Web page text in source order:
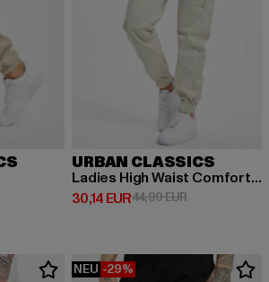
EUR 59,99 EUR
URBAN CLASSICS
Ladies High Waist Comfort Jogging
30,14 EUR
Derzeitiger Preis: 30,14 EUR
44,99 EURAktionspreis:
NEU -29%